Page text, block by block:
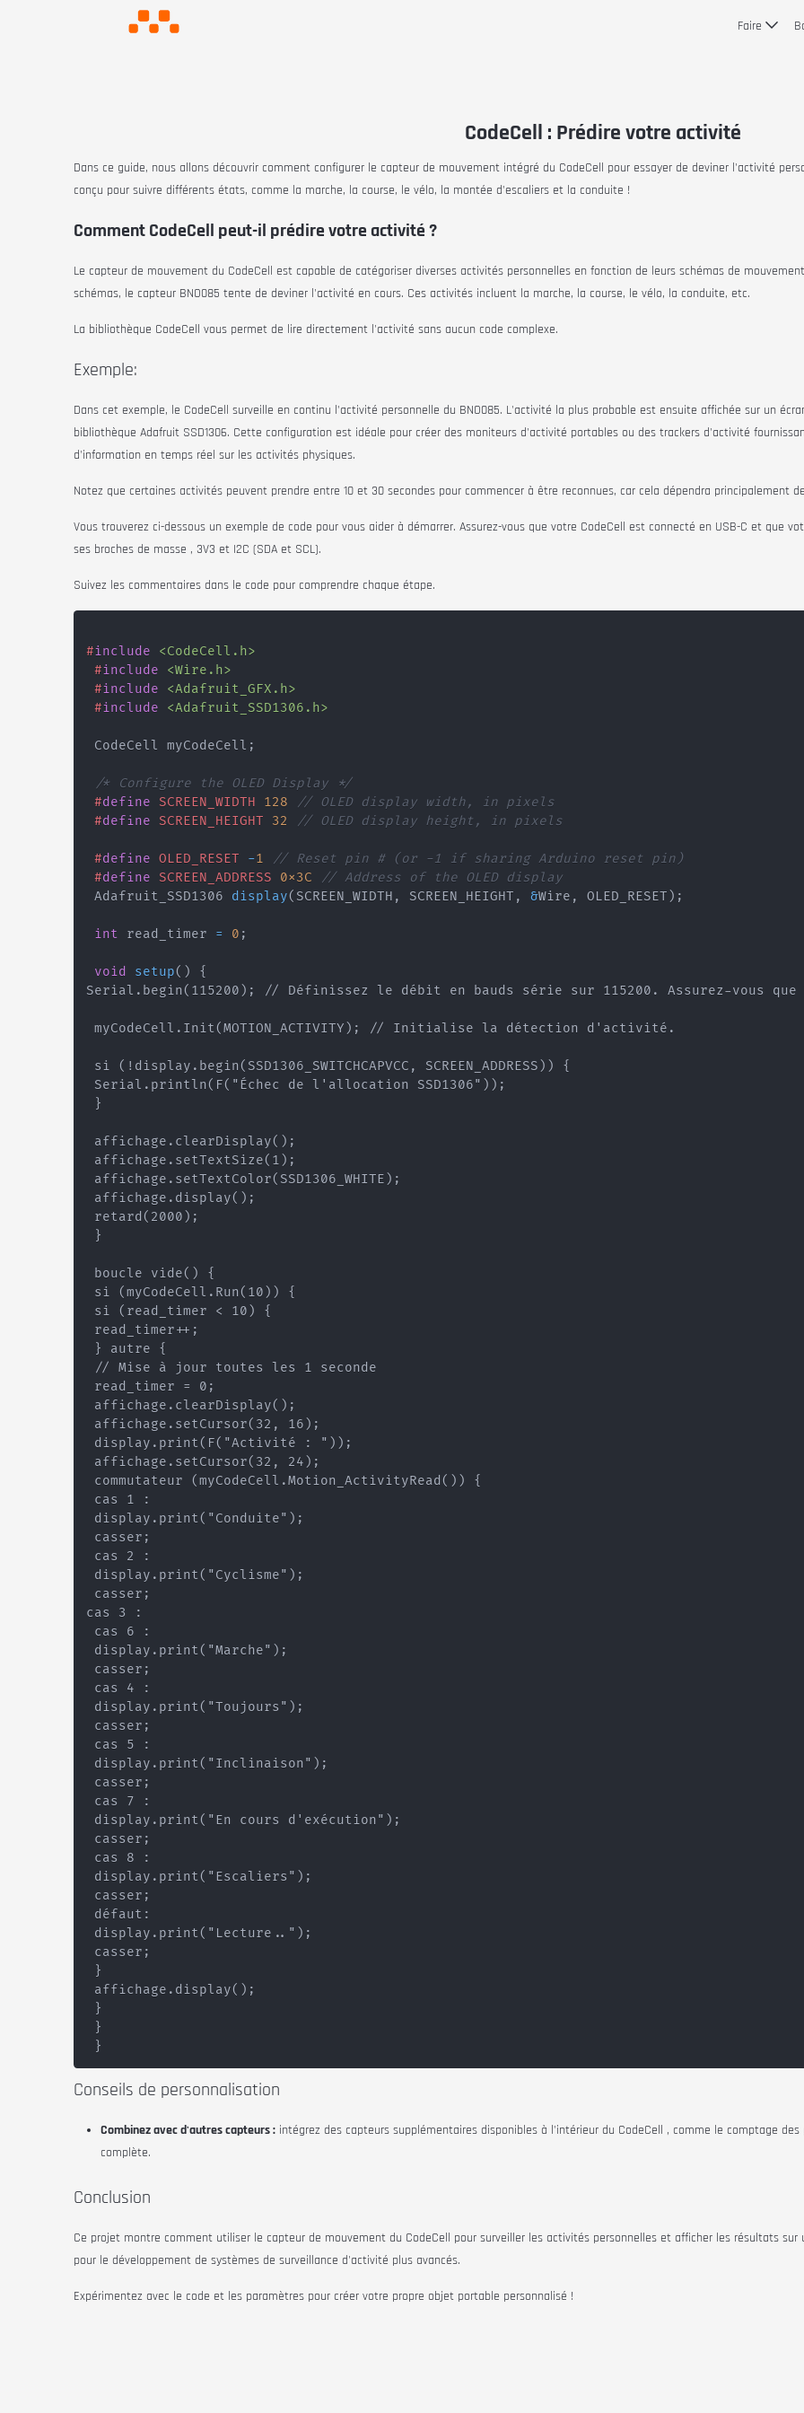
Faire
CodeCell : Prédire votre activité
Dans ce guide, nous allons découvrir comment configurer le capteur de mouvement intégré du CodeCell pour essayer de deviner l'activité
conçu pour suivre différents états, comme la marche, la course, le vélo, la montée d'escaliers et la conduite !
Comment CodeCell peut-il prédire votre activité ?
Le capteur de mouvement du CodeCell est capable de catégoriser diverses activités personnelles en fonction de leurs schémas de
schémas, le capteur BNO085 tente de deviner l'activité en cours. Ces activités incluent la marche, la course, le vélo, la conduite, etc.
La bibliothèque CodeCell vous permet de lire directement l'activité sans aucun code complexe.
Exemple:
Dans cet exemple, le CodeCell surveille en continu l'activité personnelle du BNO085. L'activité la plus probable est ensuite affichée sur un
bibliothèque Adafruit SSD1306. Cette configuration est idéale pour créer des moniteurs d'activité portables ou des trackers d'activité
d'information en temps réel sur les activités physiques.
Notez que certaines activités peuvent prendre entre 10 et 30 secondes pour commencer à être reconnues, car cela dépendra principalement
Vous trouverez ci-dessous un exemple de code pour vous aider à démarrer. Assurez-vous que votre CodeCell est connecté en USB-C et que
ses broches de masse , 3V3 et I2C (SDA et SCL).
Suivez les commentaires dans le code pour comprendre chaque étape.
#include
<CodeCell.h>
#include
<Wire.h>
#include
<Adafruit_GFX.h>
#include <Adafruit_SSD1306.h>
CodeCell myCodeCell ;
/* Configure the OLED Display */
#define SCREEN_WIDTH 128
// OLED display width, in pixels
#define SCREEN_HEIGHT 32 // OLED display height, in pixels
#define OLED_RESET -1
// Reset pin # (or -1 if sharing Arduino reset pin)
#define SCREEN_ADDRESS 0x3C
// Address of the OLED display
Adafruit_SSD1306 display( SCREEN_WIDTH , SCREEN_HEIGHT , &Wire , OLED_RESET ) ;
int read_timer = 0 ;
void setup( )
{
Serial.begin(115200); // Définissez le débit en bauds série sur 115200. Assurez-vous
myCodeCell.Init(MOTION_ACTIVITY); // Initialise la détection d'activité.
si (!display.begin(SSD1306_SWITCHCAPVCC, SCREEN_ADDRESS)) {
Serial.println(F("Échec de l'allocation SSD1306"));
}
affichage.clearDisplay();
affichage.setTextSize(1);
affichage.setTextColor(SSD1306_WHITE);
affichage.display();
retard(2000);
}
boucle vide() {
si (myCodeCell.Run(10)) {
si (read_timer < 10) {
read_timer++;
} autre {
// Mise à jour toutes les 1 seconde
read_timer = 0;
affichage.clearDisplay();
affichage.setCursor(32, 16);
display.print(F("Activité : "));
affichage.setCursor(32, 24);
commutateur (myCodeCell.Motion_ActivityRead()) {
cas 1 :
display.print("Conduite");
casser;
cas 2 :
display.print("Cyclisme");
casser;
cas 3 :
cas 6 :
display.print("Marche");
casser;
cas 4 :
display.print("Toujours");
casser;
cas 5 :
display.print("Inclinaison");
casser;
cas 7 :
display.print("En cours d'exécution");
casser;
cas 8 :
display.print("Escaliers");
casser;
défaut:
display.print("Lecture..");
casser;
}
affichage.display();
}
}
Conseils de personnalisation
Combinez avec d'autres capteurs : intégrez des capteurs supplémentaires disponibles à l'intérieur du CodeCell , comme le comptage
complète.
Conclusion
Ce projet montre comment utiliser le capteur de mouvement du CodeCell pour surveiller les activités personnelles et afficher les résultats
pour le développement de systèmes de surveillance d'activité plus avancés.
Expérimentez avec le code et les paramètres pour créer votre propre objet portable personnalisé !